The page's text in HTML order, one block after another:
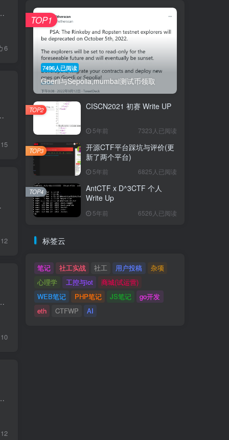
也有关系。 对安全研究本身的兴趣也大打折扣，至少对我而言上班天天搞安全...
6
看这篇文章 TUTORIAL 这题作为入门题，顺便把官网翻译给翻译...
15
注 正文 自从19年...
12
已死亡公司借鉴灵感：https://www.loot-drop.io/
10
our new, shiny, permissionless multi-user oracle. It's only V1 and missi...
12
7496人已阅读
Goerli与Sepolia,mumbai测试币领取
TOP1
CISCN2021 初赛 Write UP
5年前 7323人已阅读
TOP2
开源CTF平台踩坑与评价(更
新了两个平台)
5年前 6825人已阅读
TOP3
AntCTF x D^3CTF 个人
Write Up
5年前 6526人已阅读
TOP4
标签云
笔记 社工实战 社工 用户投稿
杂项
心理学
工控与iot
商城(试运营)
WEB笔记
PHP笔记 JS笔记
go开发
eth
CTFWP AI